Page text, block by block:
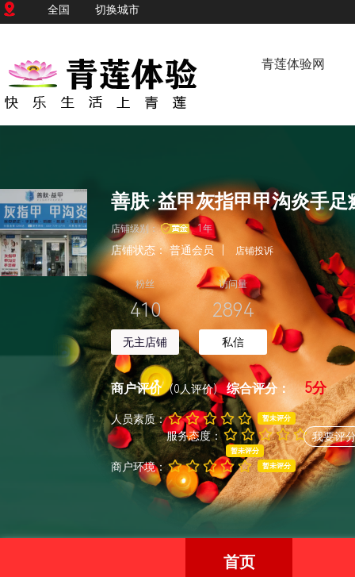
全国 切换城市
青莲体验网
店铺级别： 1年
店铺状态：普通会员 店铺投诉
粉丝
410
无主店铺
访问量
2894
私信
商户评价 (0人评价)综合评分： 5分
人员素质： 暂未评分
服务态度：
暂未评分
商户环境： 暂未评分
我要评
首页